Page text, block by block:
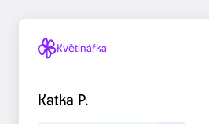
Květinářka
Katka P.